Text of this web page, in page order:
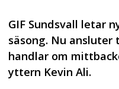
GIF Sundsvall letar
säsong. Nu ansluter
handlar om
yttern Kevin Ali.